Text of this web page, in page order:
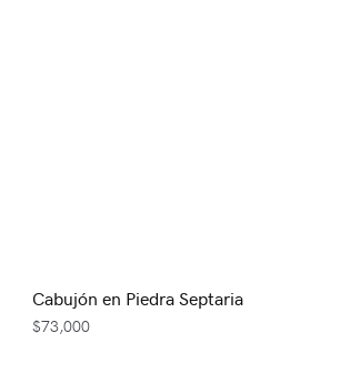
Cabujón en Piedra Septaria
$73,000